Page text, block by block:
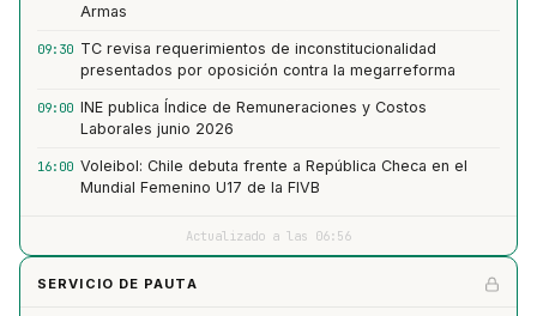
Armas
09:30 TC revisa requerimientos de inconstitucionalidad
presentados por oposición contra la megarreforma
09:00 INE publica Índice de Remuneraciones y Costos
Laborales junio 2026
16:00 Voleibol: Chile debuta frente a República Checa en el
Mundial Femenino U17 de la FIVB
Actualizado a las 06:56
SERVICIO DE PAUTA